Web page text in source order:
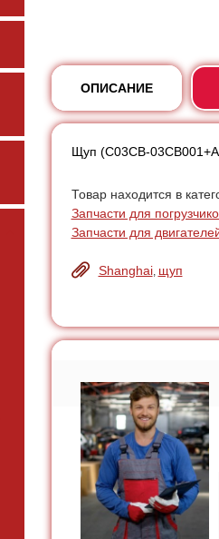
ОПИСАНИЕ
Щуп (C03CB-
Товар находится в
Запчасти для
Запчасти для
Shanghai, щуп